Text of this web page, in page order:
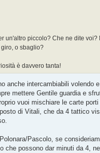
un'altro piccolo? Che ne dite voi?
o sbaglio?
è davvero tanta!
anche intercambiabili volendo
mettere Gentile guardia e
vuoi mischiare le carte
di Vitali, che da 4 tattico
Pascolo, se
che possono dar minuti da 4,